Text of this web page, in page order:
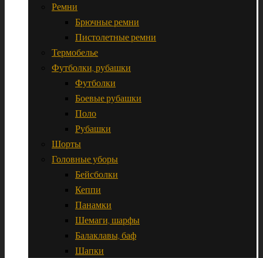
Ремни
Брючные ремни
Пистолетные ремни
Термобелье
Футболки, рубашки
Футболки
Боевые рубашки
Поло
Рубашки
Шорты
Головные уборы
Бейсболки
Кеппи
Панамки
Шемаги, шарфы
Балаклавы, баф
Шапки